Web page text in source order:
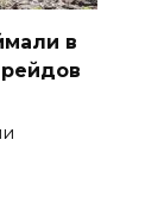
в